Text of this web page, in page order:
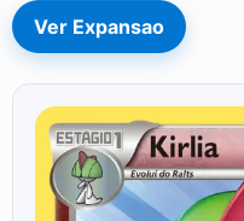
Ver Expansao